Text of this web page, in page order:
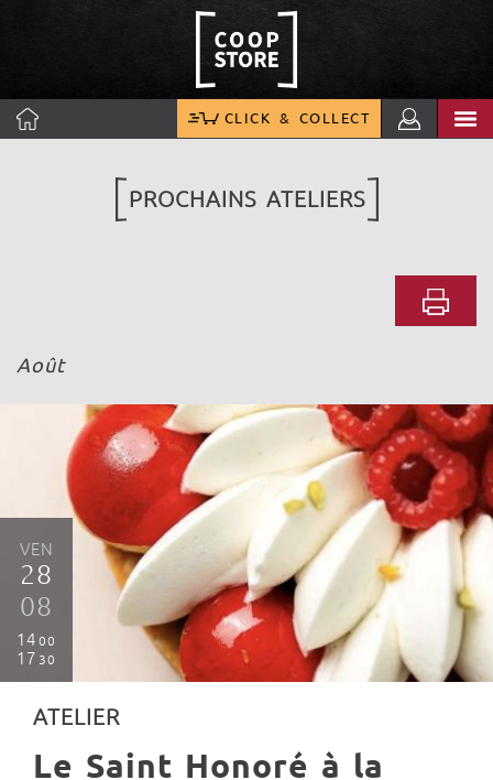
CLICK & COLLECT
PROCHAINS ATELIERS
Août
VEN
28
08
14 00
17 30
ATELIER
Le Saint Honoré à la